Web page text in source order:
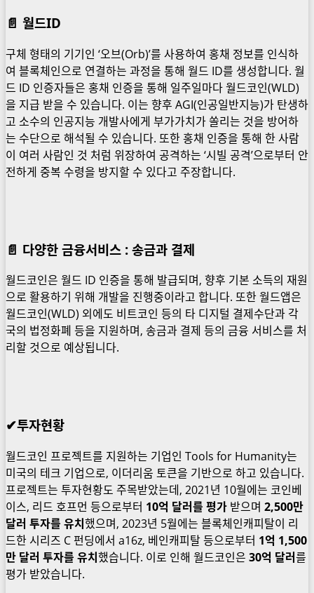
📄 월드ID
구체 형태의 기기인 ‘오브(Orb)’를 사용하여 홍채 정보를 인식하
여 블록체인으로 연결하는 과정을 통해 월드 ID를 생성합니다. 월
드 ID 인증자들은 홍채 인증을 통해 일주일마다 월드코인(WLD)
을 지급 받을 수 있습니다. 이는 향후 AGI(인공일반지능)가 탄생하
고 소수의 인공지능 개발사에게 부가가치가 쏠리는 것을 방어하
는 수단으로 해석될 수 있습니다. 또한 홍채 인증을 통해 한 사람
이 여러 사람인 것 처럼 위장하여 공격하는 ‘시빌 공격’으로부터 안
전하게 중복 수령을 방지할 수 있다고 주장합니다.
📄 다양한 금융서비스 : 송금과 결제
월드코인은 월드 ID 인증을 통해 발급되며, 향후 기본 소득의 재원
으로 활용하기 위해 개발을 진행중이라고 합니다. 또한 월드앱은
월드코인(WLD) 외에도 비트코인 등의 타 디지털 결제수단과 각
국의 법정화폐 등을 지원하며, 송금과 결제 등의 금융 서비스를 처
리할 것으로 예상됩니다.
✔투자현황
월드코인 프로젝트를 지원하는 기업인 Tools for Humanity는
미국의 테크 기업으로, 이더리움 토큰을 기반으로 하고 있습니다.
프로젝트는 투자현황도 주목받았는데, 2021년 10월에는 코인베
이스, 리드 호프먼 등으로부터 10억 달러를 평가 받으며 2,500만
달러 투자를 유치했으며, 2023년 5월에는 블록체인캐피탈이 리
드한 시리즈 C 펀딩에서 a16z, 베인캐피탈 등으로부터 1억 1,500
만 달러 투자를 유치했습니다. 이로 인해 월드코인은 30억 달러를
평가 받았습니다.